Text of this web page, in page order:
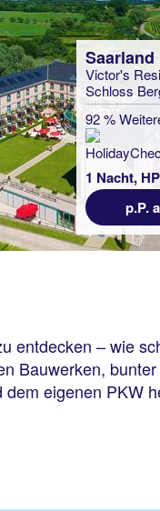
Saarland
Victor's
Schloss
92 %
1 Nacht,
p.P.
entdecken – wie
Bauwerken,
eigenen PKW